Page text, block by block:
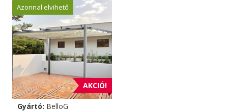
AKCIÓ!
Azonnal elvihető
Gyártó: BelloG